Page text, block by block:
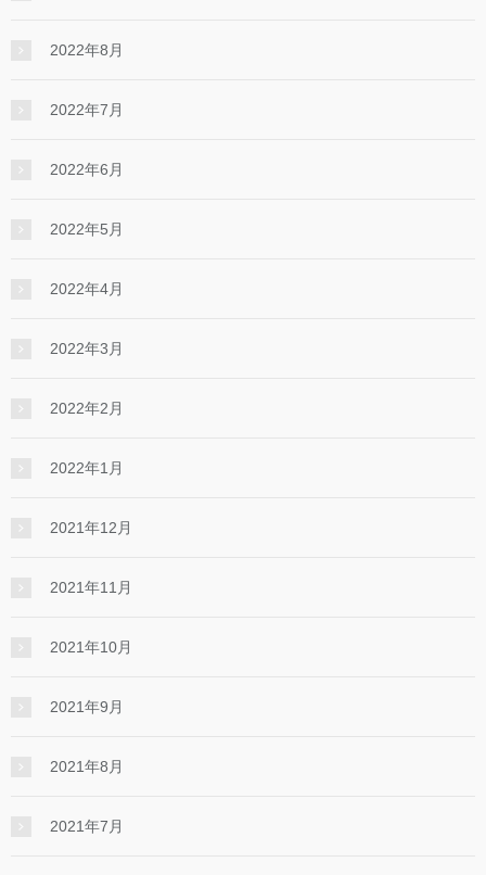
2022年8月
2022年7月
2022年6月
2022年5月
2022年4月
2022年3月
2022年2月
2022年1月
2021年12月
2021年11月
2021年10月
2021年9月
2021年8月
2021年7月